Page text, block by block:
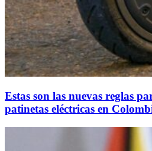
Estas son las nuevas reglas
patinetas eléctricas en